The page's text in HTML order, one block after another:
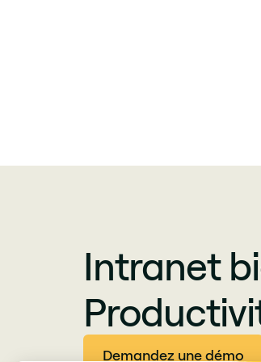
Intranet
Demandez une démo